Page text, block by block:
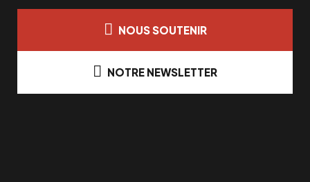
NOUS SOUTENIR
NOTRE NEWSLETTER